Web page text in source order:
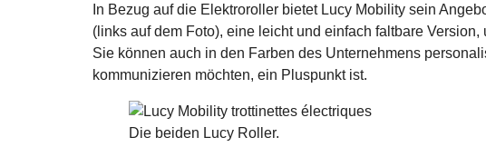
In Bezug auf die Elektroroller bietet Lucy Mobility sein
(links auf dem Foto), eine leicht und einfach faltbare
Sie können auch in den Farben des Unternehmens
kommunizieren möchten, ein Pluspunkt ist.
Die beiden Lucy Roller.